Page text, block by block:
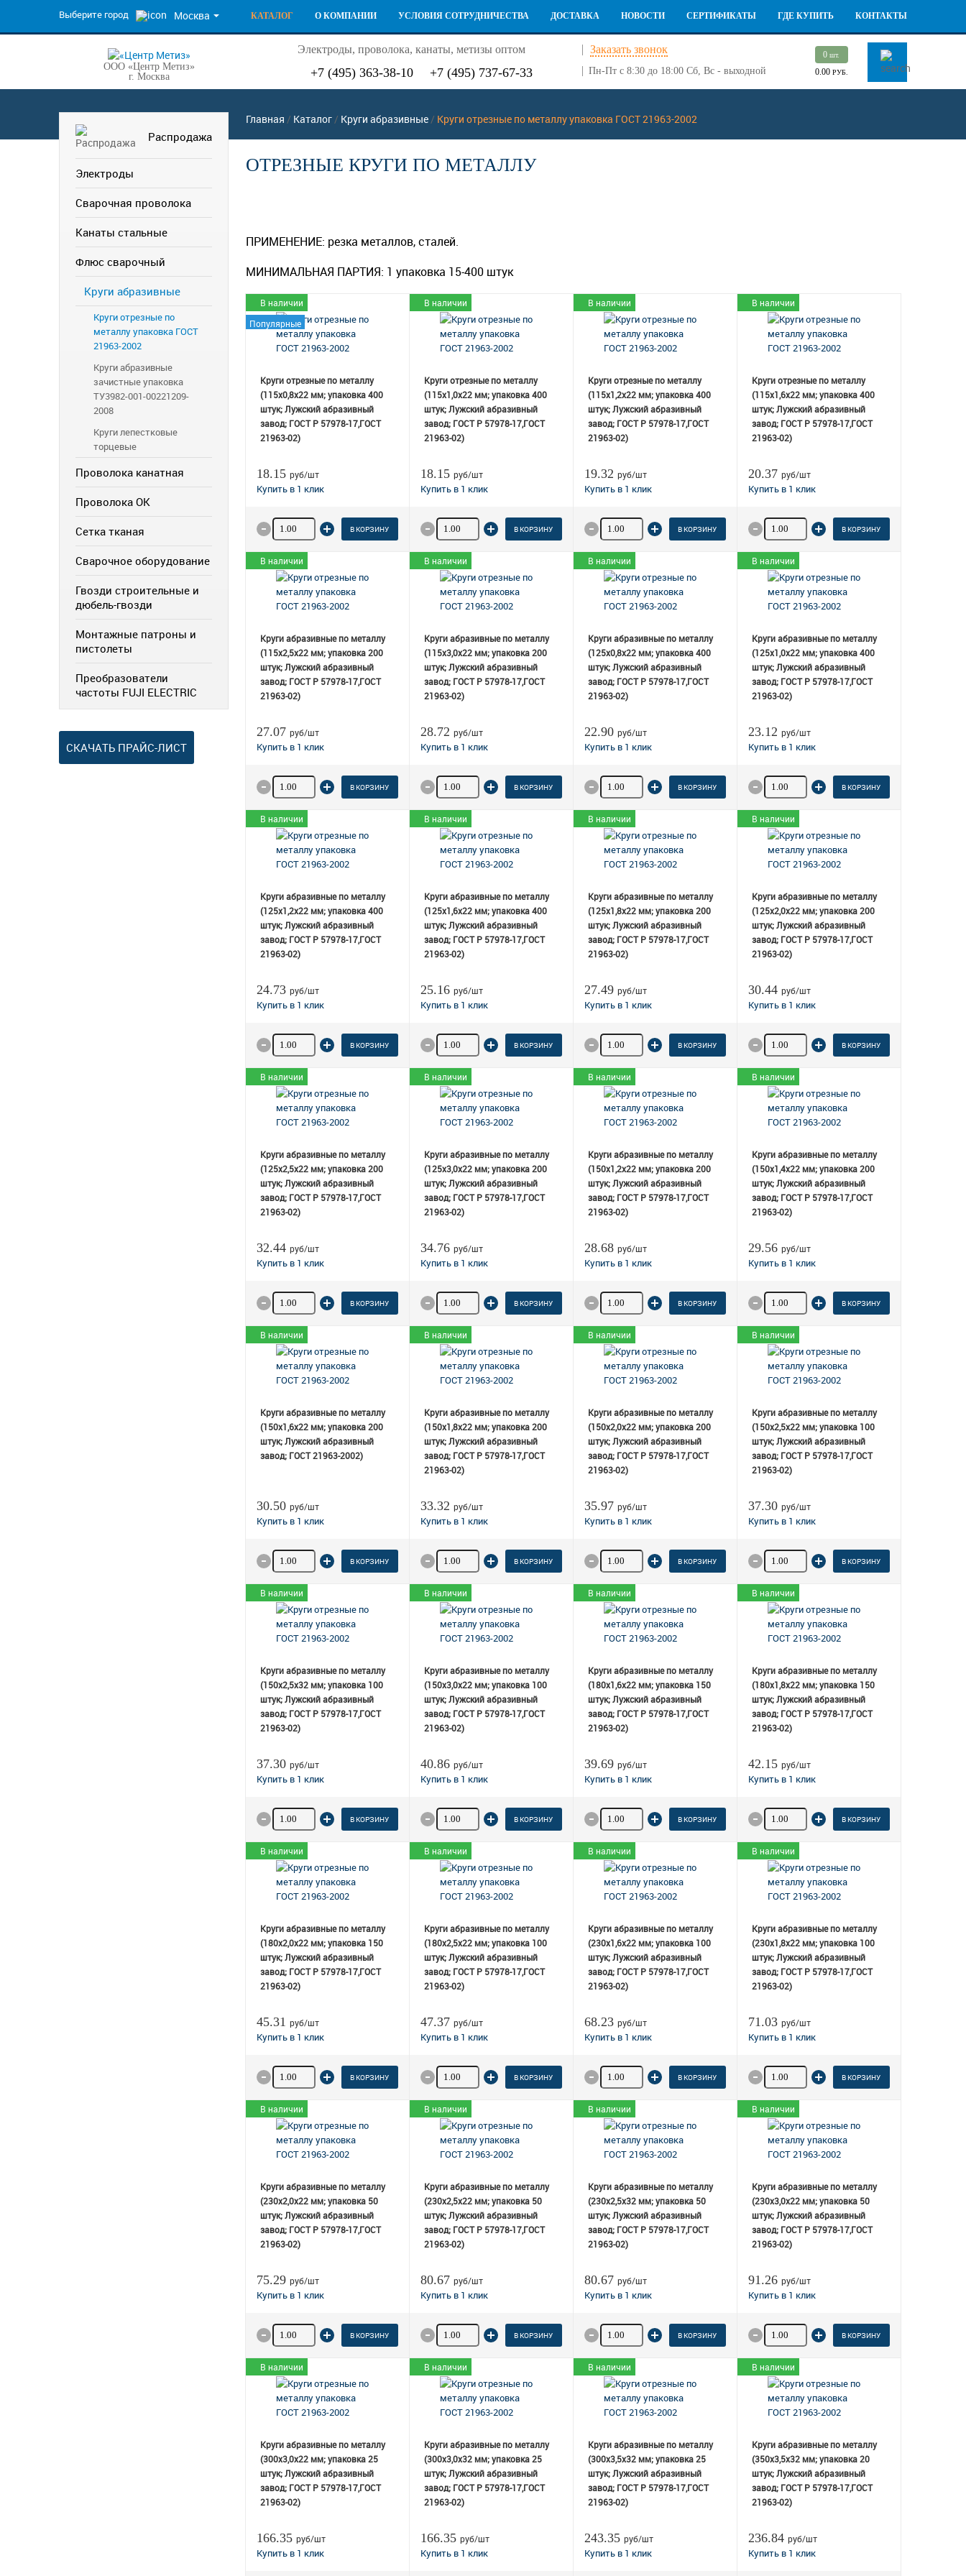
Выберите город Москва КАТАЛОГ О КОМПАНИИ УСЛОВИЯ СОТРУДНИЧЕСТВА ДОСТАВКА НОВОСТИ СЕРТИФИКАТЫ ГДЕ КУПИТЬ КОНТАКТЫ
ООО «Центр Метиз»
г. Москва
Электроды, проволока, канаты, метизы оптом Заказать звонок
+7 (495) 363-38-10 +7 (495) 737-67-33 Пн-Пт с 8:30 до 18:00 Сб, Вс - выходной
0шт.
0.00 РУБ.
Распродажа
Электроды
Сварочная проволока
Канаты стальные
Флюс сварочный
Круги абразивные
Круги отрезные по
металлу упаковка ГОСТ
21963-2002
Круги абразивные
зачистные упаковка
ТУ3982-001-00221209-
2008
Круги лепестковые
торцевые
Проволока канатная
Проволока ОК
Сетка тканая
Сварочное оборудование
Гвозди строительные и
дюбель-гвозди
Монтажные патроны и
пистолеты
Преобразователи
частоты FUJI ELECTRIC
СКАЧАТЬ ПРАЙС-ЛИСТ
Главная / Каталог/ Круги абразивные/ Круги отрезные по металлу упаковка ГОСТ 21963-2002
ОТРЕЗНЫЕ КРУГИ ПО МЕТАЛЛУ
ПРИМЕНЕНИЕ: резка металлов, сталей.
МИНИМАЛЬНАЯ ПАРТИЯ: 1 упаковка 15-400 штук
В наличии
Популярные
Круги отрезные по металлу
(115х0,8х22 мм; упаковка 400
штук; Лужский абразивный
завод; ГОСТ Р 57978-17,ГОСТ
21963-02)
18.15 руб/шт
Количество товараВ КОРЗИНУ
В наличии
Круги отрезные по металлу
(115х1,0х22 мм; упаковка 400
штук; Лужский абразивный
завод; ГОСТ Р 57978-17,ГОСТ
21963-02)
18.15 руб/шт
Количество товараВ КОРЗИНУ
В наличии
Круги отрезные по металлу
(115х1,2х22 мм; упаковка 400
штук; Лужский абразивный
завод; ГОСТ Р 57978-17,ГОСТ
21963-02)
19.32 руб/шт
Количество товараВ КОРЗИНУ
В наличии
Круги отрезные по металлу
(115х1,6х22 мм; упаковка 400
штук; Лужский абразивный
завод; ГОСТ Р 57978-17,ГОСТ
21963-02)
20.37 руб/шт
Количество товараВ КОРЗИНУ
В наличии
Круги абразивные по металлу
(115х2,5х22 мм; упаковка 200
штук; Лужский абразивный
завод; ГОСТ Р 57978-17,ГОСТ
21963-02)
27.07 руб/шт
Количество товараВ КОРЗИНУ
В наличии
Круги абразивные по металлу
(115х3,0х22 мм; упаковка 200
штук; Лужский абразивный
завод; ГОСТ Р 57978-17,ГОСТ
21963-02)
28.72 руб/шт
Количество товараВ КОРЗИНУ
В наличии
Круги абразивные по металлу
(125х0,8х22 мм; упаковка 400
штук; Лужский абразивный
завод; ГОСТ Р 57978-17,ГОСТ
21963-02)
22.90 руб/шт
Количество товараВ КОРЗИНУ
В наличии
Круги абразивные по металлу
(125х1,0х22 мм; упаковка 400
штук; Лужский абразивный
завод; ГОСТ Р 57978-17,ГОСТ
21963-02)
23.12 руб/шт
Количество товараВ КОРЗИНУ
В наличии
Круги абразивные по металлу
(125х1,2х22 мм; упаковка 400
штук; Лужский абразивный
завод; ГОСТ Р 57978-17,ГОСТ
21963-02)
24.73 руб/шт
Количество товараВ КОРЗИНУ
В наличии
Круги абразивные по металлу
(125х1,6х22 мм; упаковка 400
штук; Лужский абразивный
завод; ГОСТ Р 57978-17,ГОСТ
21963-02)
25.16 руб/шт
Количество товараВ КОРЗИНУ
В наличии
Круги абразивные по металлу
(125х1,8х22 мм; упаковка 200
штук; Лужский абразивный
завод; ГОСТ Р 57978-17,ГОСТ
21963-02)
27.49 руб/шт
Количество товараВ КОРЗИНУ
В наличии
Круги абразивные по металлу
(125х2,0х22 мм; упаковка 200
штук; Лужский абразивный
завод; ГОСТ Р 57978-17,ГОСТ
21963-02)
30.44 руб/шт
Количество товараВ КОРЗИНУ
В наличии
Круги абразивные по металлу
(125х2,5х22 мм; упаковка 200
штук; Лужский абразивный
завод; ГОСТ Р 57978-17,ГОСТ
21963-02)
32.44 руб/шт
Количество товараВ КОРЗИНУ
В наличии
Круги абразивные по металлу
(125х3,0х22 мм; упаковка 200
штук; Лужский абразивный
завод; ГОСТ Р 57978-17,ГОСТ
21963-02)
34.76 руб/шт
Количество товараВ КОРЗИНУ
В наличии
Круги абразивные по металлу
(150х1,2х22 мм; упаковка 200
штук; Лужский абразивный
завод; ГОСТ Р 57978-17,ГОСТ
21963-02)
28.68 руб/шт
Количество товараВ КОРЗИНУ
В наличии
Круги абразивные по металлу
(150х1,4х22 мм; упаковка 200
штук; Лужский абразивный
завод; ГОСТ Р 57978-17,ГОСТ
21963-02)
29.56 руб/шт
Количество товараВ КОРЗИНУ
В наличии
Круги абразивные по металлу
(150х1,6х22 мм; упаковка 200
штук; Лужский абразивный
завод; ГОСТ 21963-2002)
30.50 руб/шт
Количество товараВ КОРЗИНУ
В наличии
Круги абразивные по металлу
(150х1,8х22 мм; упаковка 200
штук; Лужский абразивный
завод; ГОСТ Р 57978-17,ГОСТ
21963-02)
33.32 руб/шт
Количество товараВ КОРЗИНУ
В наличии
Круги абразивные по металлу
(150х2,0х22 мм; упаковка 200
штук; Лужский абразивный
завод; ГОСТ Р 57978-17,ГОСТ
21963-02)
35.97 руб/шт
Количество товараВ КОРЗИНУ
В наличии
Круги абразивные по металлу
(150х2,5х22 мм; упаковка 100
штук; Лужский абразивный
завод; ГОСТ Р 57978-17,ГОСТ
21963-02)
37.30 руб/шт
Количество товараВ КОРЗИНУ
В наличии
Круги абразивные по металлу
(150х2,5х32 мм; упаковка 100
штук; Лужский абразивный
завод; ГОСТ Р 57978-17,ГОСТ
21963-02)
37.30 руб/шт
Количество товараВ КОРЗИНУ
В наличии
Круги абразивные по металлу
(150х3,0х22 мм; упаковка 100
штук; Лужский абразивный
завод; ГОСТ Р 57978-17,ГОСТ
21963-02)
40.86 руб/шт
Количество товараВ КОРЗИНУ
В наличии
Круги абразивные по металлу
(180х1,6х22 мм; упаковка 150
штук; Лужский абразивный
завод; ГОСТ Р 57978-17,ГОСТ
21963-02)
39.69 руб/шт
Количество товараВ КОРЗИНУ
В наличии
Круги абразивные по металлу
(180х1,8х22 мм; упаковка 150
штук; Лужский абразивный
завод; ГОСТ Р 57978-17,ГОСТ
21963-02)
42.15 руб/шт
Количество товараВ КОРЗИНУ
В наличии
Круги абразивные по металлу
(180х2,0х22 мм; упаковка 150
штук; Лужский абразивный
завод; ГОСТ Р 57978-17,ГОСТ
21963-02)
45.31 руб/шт
Количество товараВ КОРЗИНУ
В наличии
Круги абразивные по металлу
(180х2,5х22 мм; упаковка 100
штук; Лужский абразивный
завод; ГОСТ Р 57978-17,ГОСТ
21963-02)
47.37 руб/шт
Количество товараВ КОРЗИНУ
В наличии
Круги абразивные по металлу
(230х1,6х22 мм; упаковка 100
штук; Лужский абразивный
завод; ГОСТ Р 57978-17,ГОСТ
21963-02)
68.23 руб/шт
Количество товараВ КОРЗИНУ
В наличии
Круги абразивные по металлу
(230х1,8х22 мм; упаковка 100
штук; Лужский абразивный
завод; ГОСТ Р 57978-17,ГОСТ
21963-02)
71.03 руб/шт
Количество товараВ КОРЗИНУ
В наличии
Круги абразивные по металлу
(230х2,0х22 мм; упаковка 50
штук; Лужский абразивный
завод; ГОСТ Р 57978-17,ГОСТ
21963-02)
75.29 руб/шт
Количество товараВ КОРЗИНУ
В наличии
Круги абразивные по металлу
(230х2,5х22 мм; упаковка 50
штук; Лужский абразивный
завод; ГОСТ Р 57978-17,ГОСТ
21963-02)
80.67 руб/шт
Количество товараВ КОРЗИНУ
В наличии
Круги абразивные по металлу
(230х2,5х32 мм; упаковка 50
штук; Лужский абразивный
завод; ГОСТ Р 57978-17,ГОСТ
21963-02)
80.67 руб/шт
Количество товараВ КОРЗИНУ
В наличии
Круги абразивные по металлу
(230х3,0х22 мм; упаковка 50
штук; Лужский абразивный
завод; ГОСТ Р 57978-17,ГОСТ
21963-02)
91.26 руб/шт
Количество товараВ КОРЗИНУ
В наличии
Круги абразивные по металлу
(300х3,0х22 мм; упаковка 25
штук; Лужский абразивный
завод; ГОСТ Р 57978-17,ГОСТ
21963-02)
166.35 руб/шт
В наличии
Круги абразивные по металлу
(300х3,0х32 мм; упаковка 25
штук; Лужский абразивный
завод; ГОСТ Р 57978-17,ГОСТ
21963-02)
166.35 руб/шт
В наличии
Круги абразивные по металлу
(300х3,5х32 мм; упаковка 25
штук; Лужский абразивный
завод; ГОСТ Р 57978-17,ГОСТ
21963-02)
243.35 руб/шт
В наличии
Круги абразивные по металлу
(350х3,5х32 мм; упаковка 20
штук; Лужский абразивный
завод; ГОСТ Р 57978-17,ГОСТ
21963-02)
236.84 руб/шт